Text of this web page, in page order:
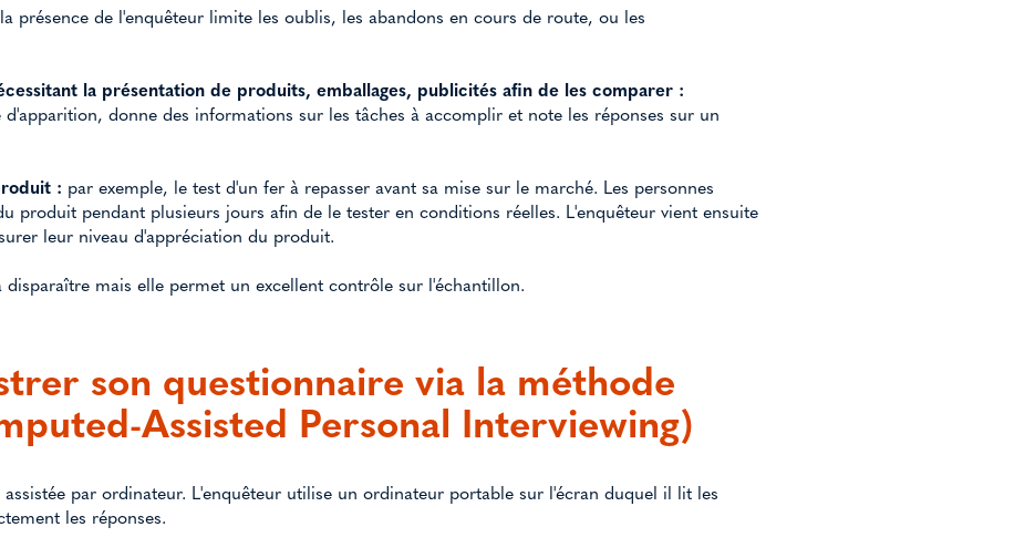
la présence de l'enquêteur limite les oublis, les abandons en cours de route, ou les
la présentation de produits, emballages, publicités afin de les comparer :
d'apparition, donne des informations sur les tâches à accomplir et note les réponses sur un
: par exemple, le test d'un fer à repasser avant sa mise sur le marché. Les personnes
produit pendant plusieurs jours afin de le tester en conditions réelles. L'enquêteur vient ensuite
leur niveau d'appréciation du produit.
disparaître mais elle permet un excellent contrôle sur l'échantillon.
son questionnaire via la méthode
Assisted Personal Interviewing)
assistée par ordinateur. L'enquêteur utilise un ordinateur portable sur l'écran duquel il lit les
les réponses.